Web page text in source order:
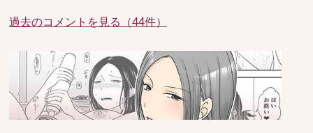
過去のコメントを見る（44件）